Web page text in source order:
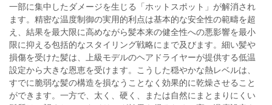
一部に集中したダメージを生じる「ホットスポット」が解消され
ます。精密な温度制御の実用的利点は基本的な安全性の範疇を超
え、結果を最大限に高めながら髪本来の健全性への悪影響を最小
限に抑える包括的なスタイリング戦略にまで及びます。細い髪や
損傷を受けた髪は、上級モデルのヘアドライヤーが提供する低温
設定から大きな恩恵を受けます。こうした穏やかな熱レベルは、
すでに脆弱な髪の構造を損なうことなく効果的に乾燥させること
ができます。一方で、太く、硬く、または自然にまとまりにくい